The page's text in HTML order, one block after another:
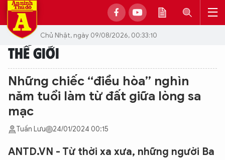
Chủ Nhật, ngày 09/08/2026, 00:33:10
THẾ GIỚI
Những chiếc “điều hòa” nghìn
năm tuổi làm từ đất giữa lòng sa
mạc
Tuấn Lưu 24/01/2024 00:15
ANTD.VN - Từ thời xa xưa, những người Ba